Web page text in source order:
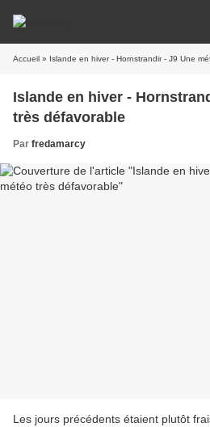
Accueil » Islande en hiver - Hornstrandir - J9 Une
Islande en hiver -
très défavorable
Par fredamarcy
Les jours précédents étaient plutôt